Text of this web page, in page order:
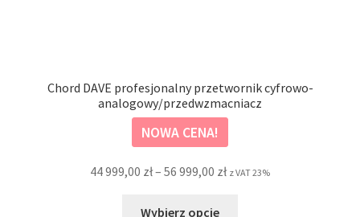
Chord DAVE profesjonalny przetwornik cyfrowo-
analogowy/przedwzmacniacz
NOWA CENA!
44 999,00 zł– 56 999,00 złZakres
z VAT 23%
Wybierz opcje